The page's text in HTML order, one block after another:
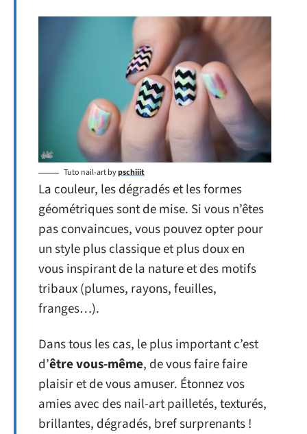
Tuto nail-art bypschiiit
La couleur, les dégradés et les formes
géométriques sont de mise. Si vous n’êtes
pas convaincues, vous pouvez opter pour
un style plus classique et plus doux en
vous inspirant de la nature et des motifs
tribaux (plumes, rayons, feuilles,
franges…).
Dans tous les cas, le plus important c’est
d’être vous-même, de vous faire faire
plaisir et de vous amuser. Étonnez vos
amies avec des nail-art pailletés, texturés,
brillantes, dégradés, bref surprenants !